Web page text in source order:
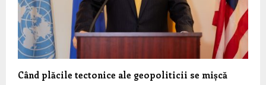
Când plăcile tectonice ale geopoliticii se mișcă